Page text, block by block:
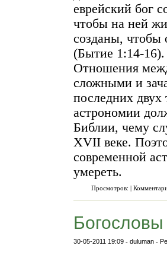
еврейский бог
чтобы на ней
созданы, чтобы
(Бытие 1:14-16).
Отношения
сложными и
последних двух
астрономии
Библии, чему
XVII веке.
современной
умереть.
Просмотров: |
30-05-2011 19:09 -duluman -